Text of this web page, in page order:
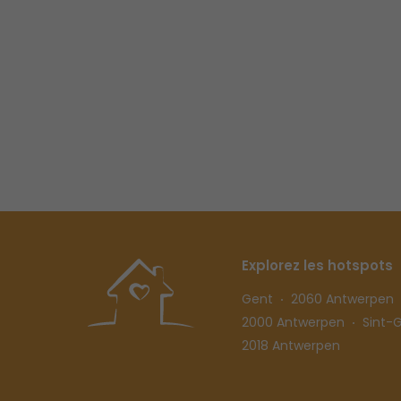
Explorez les hotspots
Gent 2060 Antwerpen
2000 Antwerpen
Sint-
2018 Antwerpen